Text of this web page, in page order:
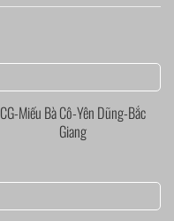
CG-Miếu Bà Cô-Yên Dũng-Bắc
Giang